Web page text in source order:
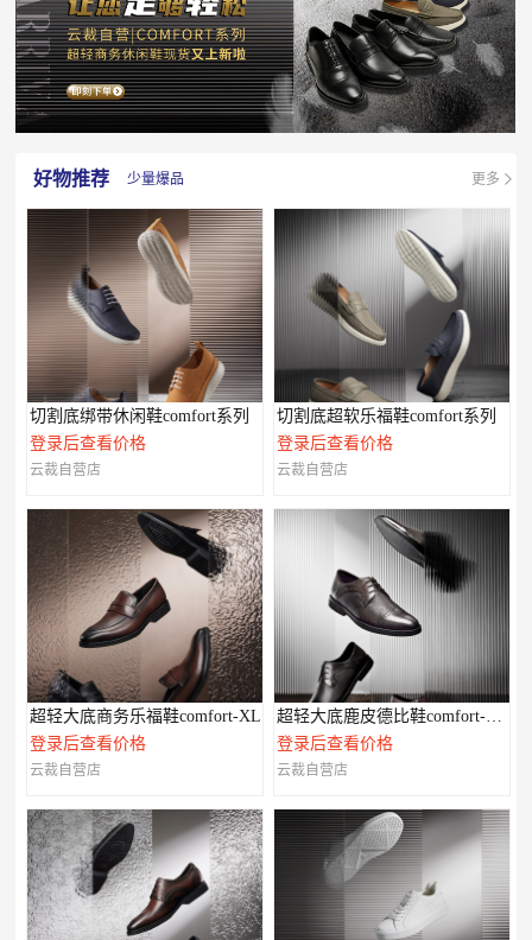
好物推荐 少量爆品 更多
切割底绑带休闲鞋comfort系列
登录后查看价格
云裁自营店
切割底超软乐福鞋comfort系列
登录后查看价格
云裁自营店
超轻大底商务乐福鞋comfort-XL
登录后查看价格
云裁自营店
超轻大底鹿皮德比鞋comfort-XL系列
登录后查看价格
云裁自营店